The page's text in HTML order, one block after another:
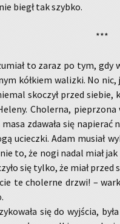
biegł tak szyb­ko.
***
to zaraz po tym, gdy
kół­kiem wa­liz­ki. No
sko­czył przed
Cho­ler­na,
zda­wa­ła się
uciecz­ki. Adam mu­siał
to, że nogi nadal miał jak
się tylko, że miał przed
te cho­ler­ne drzwi! –
się do wyj­ścia,